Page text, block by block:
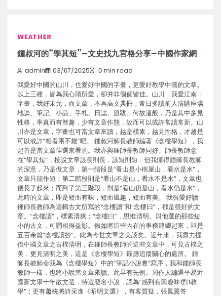
WEATHER
鍾叔河的“學其短”–文史找九宮格分享–中國作家網
admin 03/07/2025 0 min read
我愛好中國的山川，也愛好中國的字畫，更愛好教學中國的文章。
以上三種，皆為我心頭所愛，卻并非個個皆佳。山川，我愛江南；
字畫，我好宋元，而文章，不喜高文典冊，常日多讀前人清講座場
地談、筆記、小品、手札、日誌、題跋。何故這般，乃是其中多見
性格，率真而有智趣，少有文章作態，故而可以或許常讀常新。山
川亦是文章，字畫也可當文章來讀，越是樸素，越見性格，才越是
可以或許“相看兩不厭”吧。 鍾叔河師長教師編著《念樓學短》，我
起首是當文章佳選來看的。我亦與鍾師長教師同好。師長教師意
在“學其短”，按說文章該長則長，該短則短，但我懂得鍾師長教師
的深意，乃是做文章，第一階段是“看山是小樹屋山，看水是水”，
文章只能作短；第二階段則是“看山不是山，看水不是水”，文章也
便長了起來；而到了第三階段，則是“看山仍是山，看水仍是水”，
此時的文章，即是短而有味，短而風趣，短而有美。 我很愛好讀
鍾師長教師為選輯古文所寫的“念樓讀”和“念樓曰”，都是很好的文
章。“念樓讀”，樸素清爽；“念樓曰”，思惟清明。與他選的那些短
小的古文，可謂相得益彰。假如將這些內在的事務連綴起來，即是
五百余篇“念樓讀抄”。此為今世文章之美談矣。近年來，我盡力提
倡中國文章之古樸清明，在鍾師長教師的這些文章中，可見古樸之
美，更見清明之美，這是《念樓學短》最應追蹤關心的處所。 鍾
師長教師命我為《念樓學短》中的“筆記小說卷”寫序，我和鍾師長
教師一樣，也將小說當文章來讀。此早有先例。周作人編選平易近
國新文學十年散文選，特選廢名小說，認為“感到有興趣味1對1教
學”；更有蕭統將詩采進《昭明文選》，有客質疑，張鳳翼答